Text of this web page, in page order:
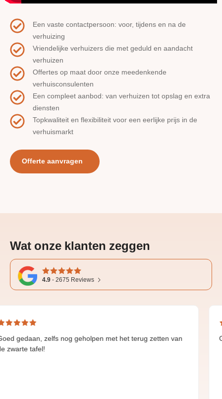
Een vaste contactpersoon: voor, tijdens en na de
verhuizing
Vriendelijke verhuizers die met geduld en aandacht
verhuizen
Offertes op maat door onze meedenkende
verhuisconsulenten
Een compleet aanbod: van verhuizen tot opslag en extra
diensten
Topkwaliteit en flexibiliteit voor een eerlijke prijs in de
verhuismarkt
Offerte aanvragen
Wat onze klanten zeggen
4.9 - 2675 Reviews
zelfs nog geholpen met het terug zetten van
Great and